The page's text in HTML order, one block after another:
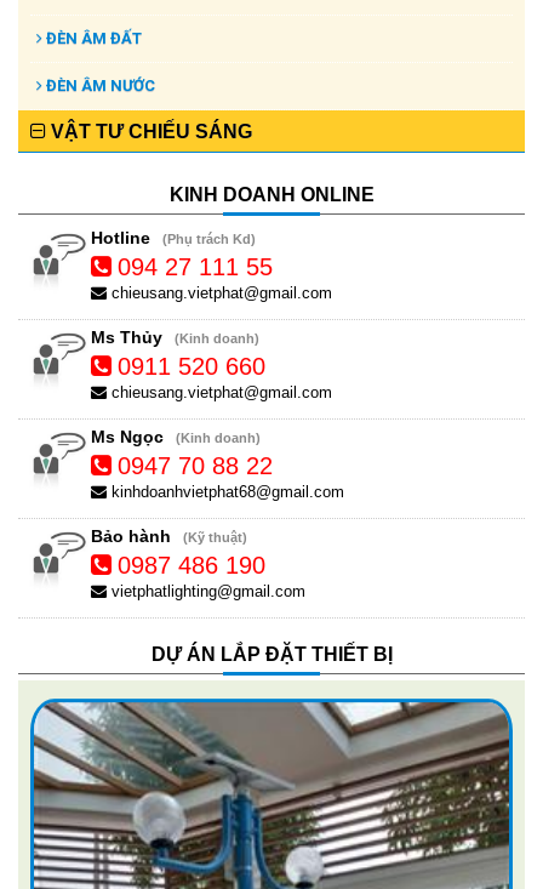
ĐÈN ÂM ĐẤT
ĐÈN ÂM NƯỚC
VẬT TƯ CHIẾU SÁNG
KINH DOANH ONLINE
Hotline (Phụ trách Kd)
094 27 111 55
chieusang.vietphat@gmail.com
Ms Thủy (Kinh doanh)
0911 520 660
chieusang.vietphat@gmail.com
Ms Ngọc (Kinh doanh)
0947 70 88 22
kinhdoanhvietphat68@gmail.com
Bảo hành (Kỹ thuật)
0987 486 190
vietphatlighting@gmail.com
DỰ ÁN LẮP ĐẶT THIẾT BỊ